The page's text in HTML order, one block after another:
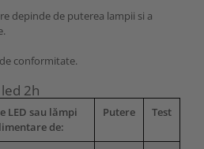
depinde de puterea lampii si a
conformitate.
2h
LED sau lămpi
de:
Putere Test